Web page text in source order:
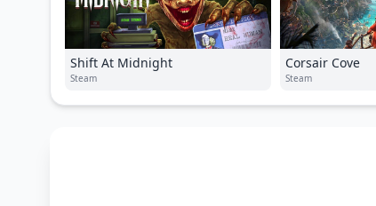
Shift At Midnight
Steam
Corsair Cove
Steam